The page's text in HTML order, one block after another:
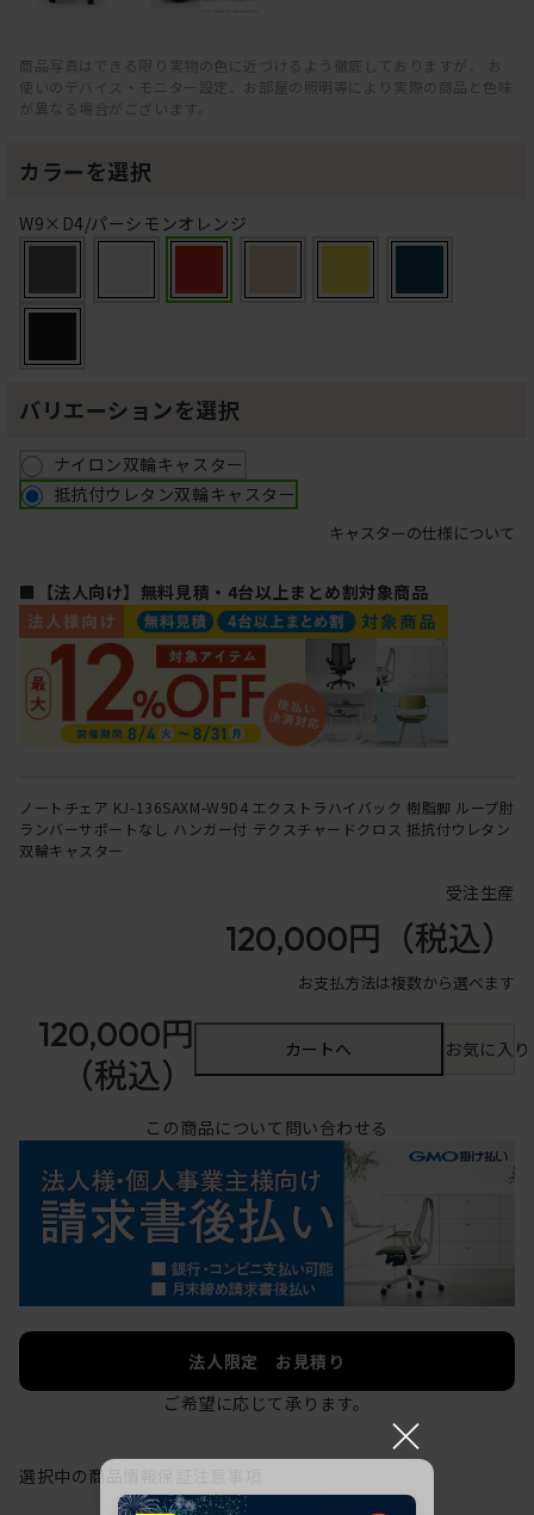
商品写真はできる限り実物の色に近づけるよう徹底しておりますが、 お
使いのデバイス・モニター設定、お部屋の照明等により実際の商品と色味
が異なる場合がございます。
カラーを選択
W9×D4/パーシモンオレンジ
バリエーションを選択
ナイロン双輪キャスター
抵抗付ウレタン双輪キャスター
キャスターの仕様について
■【法人向け】無料見積・4台以上まとめ割対象商品
ノートチェア KJ-136SAXM-W9D4 エクストラハイバック 樹脂脚 ループ肘
ランバーサポートなし ハンガー付 テクスチャードクロス 抵抗付ウレタン
双輪キャスター
受注生産
120,000円 （税込）
お支払方法は複数から選べます
120,000円
（税込）
カートへ お気に入
この商品について問い合わせる
法人限定 お見積り
ご希望に応じて承ります。
選択中の商品情報
×